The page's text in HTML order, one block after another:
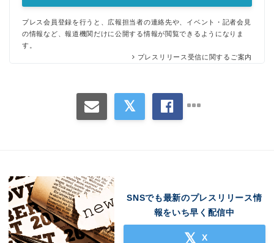
プレス会員登録を行うと、広報担当者の連絡先や、イベント・記者会見
の情報など、報道機関だけに公開する情報が閲覧できるようになりま
す。
プレスリリース受信に関するご案内
SNSでも最新のプレスリリース情
報をいち早く配信中
X